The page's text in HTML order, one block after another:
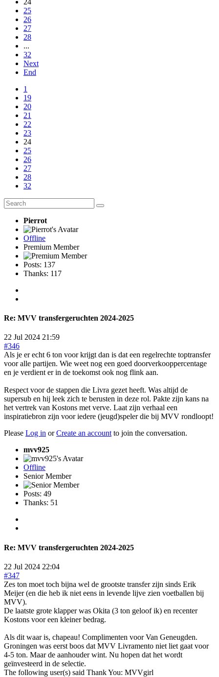
25
26
27
28
...
32
Next
End
1
19
20
21
22
23
24
25
26
27
28
32
Pierrot
Offline
Premium Member
Posts: 137
Thanks: 117
Re: MVV transfergeruchten 2024-2025
22 Jul 2024 21:59
#346
Als je er echt 6 ton voor krijgt dan is dat een regelrechte toptransfer
voor alle partijen. Wie weet nog een goed doorverkooppercentage
en je verdient er in de toekomst ook nog flink aan.
Respect voor de stappen die Livra gezet heeft. Was altijd de
supersub en hij leek zich te berusten in deze rol. Pakte zijn kans na
het vertrek van Kostons met verve. Laat zijn verhaal een
inspiratiebron zijn voor iedere (jeugd)speler die bij MVV rondloopt!
Please Log in orCreate an account to join the conversation.
mvv925
Offline
Senior Member
Posts: 49
Thanks: 51
Re: MVV transfergeruchten 2024-2025
22 Jul 2024 22:04
#347
Zes ton moet toch bijna wel de grootste transfer zijn sinds Erik
Meijer (en die heb ik niet eens in levende lijve zien voetballen bij
MVV).
De laatste grote klapper was Okita (3 ton geloof ik) en recenter
Kostons voor een kleiner bedrag.
Als dit waar is, chapeau! Complimenten voor Van Geneugden.
Groningen was eerst boos dat MVV Livramento niet liet gaat voor
4-5 ton. Maar de aanhouder wint. Nu hopen dat het wordt
geïnvesteerd in de selectie.
The following user(s) said Thank You: MVVgirl